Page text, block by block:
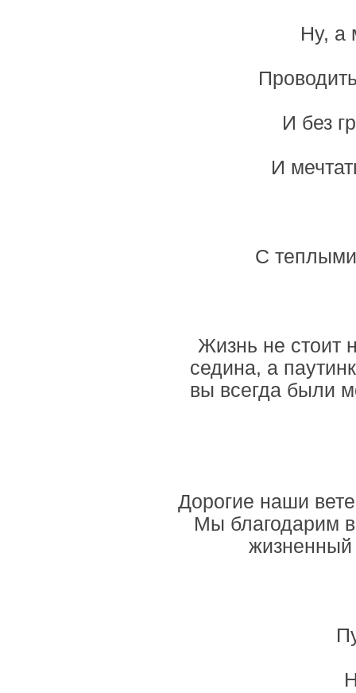
Ну, а
И без
И
С
Жизнь не стоит
седина, а
вы всегда были
Дорогие наши
Мы благодарим
жизненный